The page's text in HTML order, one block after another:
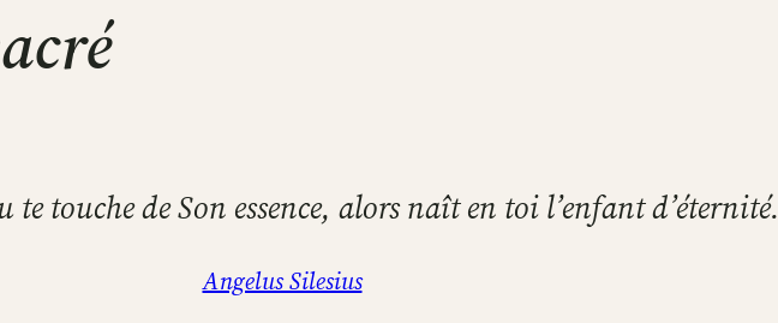
te touche de Son essence, alors naît en toi l’enfant d’éternité.
Angelus Silesius